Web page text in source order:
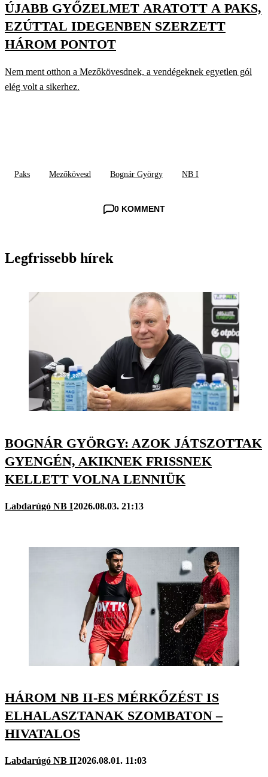
ÚJABB GYŐZELMET ARATOTT A PAKS,
EZÚTTAL IDEGENBEN SZERZETT
HÁROM PONTOT
Nem ment otthon a Mezőkövesdnek, a vendégeknek egyetlen gól
elég volt a sikerhez.
Paks Mezőkövesd Bognár György NB I
0 KOMMENT
Legfrissebb hírek
BOGNÁR GYÖRGY: AZOK JÁTSZOTTAK
GYENGÉN, AKIKNEK FRISSNEK
KELLETT VOLNA LENNIÜK
Labdarúgó NB I2026.08.03. 21:13
HÁROM NB II-ES MÉRKŐZÉST IS
ELHALASZTANAK SZOMBATON –
HIVATALOS
Labdarúgó NB II2026.08.01. 11:03